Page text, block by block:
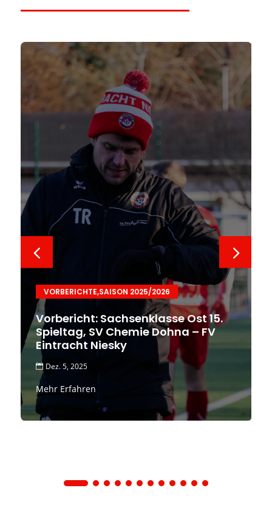
VORBERICHTE,SAISON 2025/2026
Vorbericht: Sachsenklasse Ost 15.
Spieltag, SV Chemie Dohna – FV
Eintracht Niesky
 Dez. 5, 2025
Mehr Erfahren